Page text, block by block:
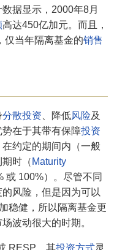
据显示，2000年8月
高达450亿加元。而且，
仅当年隔离基金的销售
分散投资 、降低风险及
在于其带有保障投资
约定的期间内（一般
期时（ Maturity
或 100%）。尽管不同
风险，但是因为可以
稳健，所以隔离基金更
波动很大的时期。